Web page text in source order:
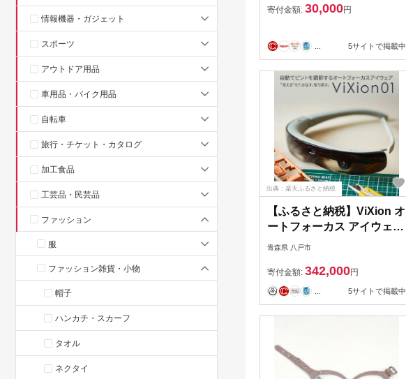
情報機器・ガジェット
スポーツ
アウトドア用品
車用品・バイク用品
自転車
旅行・チケット・カタログ
加工食品
工芸品・民芸品
ファッション
服
ファッション雑貨・小物
帽子
ハンカチ・スカーフ
タオル
ネクタイ
寄付金額: 30,000円
5サイトで掲載中
出典：楽天ふるさと納税
【ふるさと納税】ViXion オ
ートフォーカス アイウェア
ViXion01 自動ピント調節
Bluetooth接続 アプリ連動
連続10時間稼働 青森県 八
戸市
青森県 八戸市
寄付金額: 342,000円
5サイトで掲載中